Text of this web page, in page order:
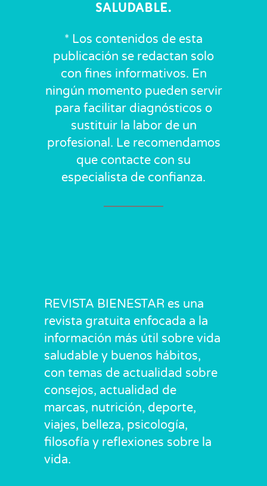
SALUDABLE.
* Los contenidos de esta
publicación se redactan solo
con fines informativos. En
ningún momento pueden servir
para facilitar diagnósticos o
sustituir la labor de un
profesional. Le recomendamos
que contacte con su
especialista de confianza.
REVISTA BIENESTAR es una
revista gratuita enfocada a la
información más útil sobre vida
saludable y buenos hábitos,
con temas de actualidad sobre
consejos, actualidad de
marcas, nutrición, deporte,
viajes, belleza, psicología,
filosofía y reflexiones sobre la
vida.